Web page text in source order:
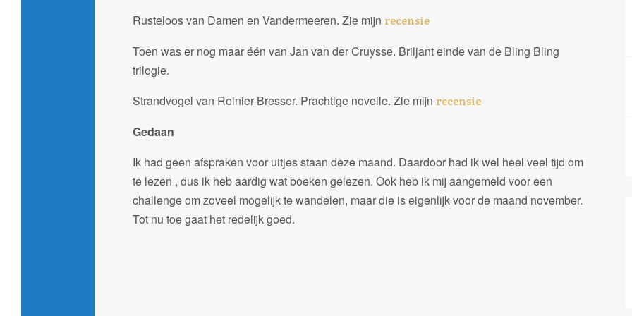
Rusteloos van Damen en Vandermeeren. Zie mijn recensie
Toen was er nog maar één van Jan van der Cruysse. Briljant einde van de Bling Bling
trilogie.
Strandvogel van Reinier Bresser. Prachtige novelle. Zie mijn recensie
Gedaan
Ik had geen afspraken voor uitjes staan deze maand. Daardoor had ik wel heel veel tijd om
te lezen , dus ik heb aardig wat boeken gelezen. Ook heb ik mij aangemeld voor een
challenge om zoveel mogelijk te wandelen, maar die is eigenlijk voor de maand november.
Tot nu toe gaat het redelijk goed.